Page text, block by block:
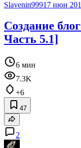
Slavenin99917 июн
Создание
Часть 5.1]
6 мин
7.3K
+6
47
2